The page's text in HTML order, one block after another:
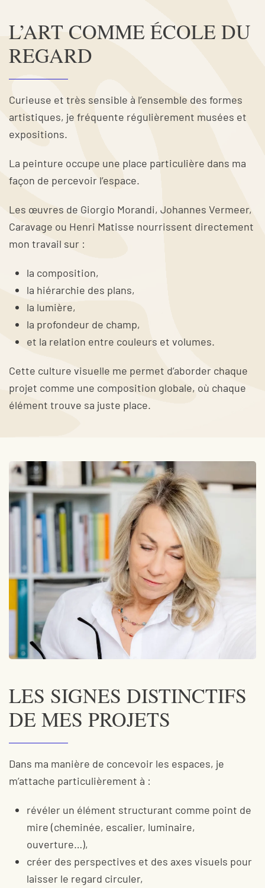
L’ART COMME ÉCOLE DU
REGARD
Curieuse et très sensible à l’ensemble des formes
artistiques, je fréquente régulièrement musées et
expositions.
La peinture occupe une place particulière dans ma
façon de percevoir l’espace.
Les œuvres de Giorgio Morandi, Johannes Vermeer,
Caravage ou Henri Matisse nourrissent directement
mon travail sur :
la composition,
la hiérarchie des plans,
la lumière,
la profondeur de champ,
et la relation entre couleurs et volumes.
Cette culture visuelle me permet d’aborder chaque
projet comme une composition globale, où chaque
élément trouve sa juste place.
LES SIGNES DISTINCTIFS
DE MES PROJETS
Dans ma manière de concevoir les espaces, je
m’attache particulièrement à :
révéler un élément structurant comme point de
mire (cheminée, escalier, luminaire,
ouverture…),
créer des perspectives et des axes visuels pour
laisser le regard circuler,